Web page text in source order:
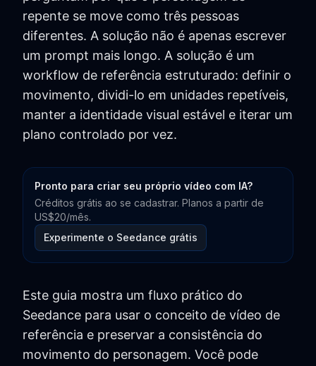
repente se move como três pessoas
diferentes. A solução não é apenas escrever
um prompt mais longo. A solução é um
workflow de referência estruturado: definir o
movimento, dividi-lo em unidades repetíveis,
manter a identidade visual estável e iterar um
plano controlado por vez.
Pronto para criar seu próprio vídeo com IA?
Créditos grátis ao se cadastrar. Planos a partir de
US$20/mês.
Experimente o Seedance grátis
Este guia mostra um fluxo prático do
Seedance para usar o conceito de vídeo de
referência e preservar a consistência do
movimento do personagem. Você pode